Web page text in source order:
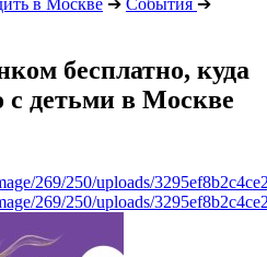
бесплатно, куда
с детьми в Москве
269/250/uploads/
269/250/uploads/